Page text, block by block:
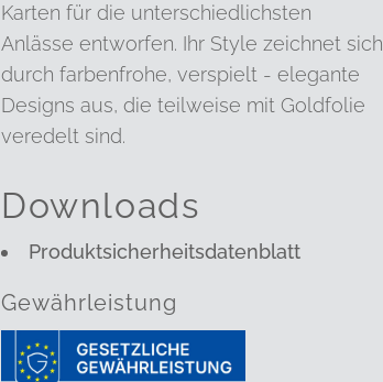
Karten für die unterschiedlichsten
Anlässe entworfen. Ihr Style zeichnet sich
durch farbenfrohe, verspielt - elegante
Designs aus, die teilweise mit Goldfolie
veredelt sind.
Downloads
Produktsicherheitsdatenblatt
Gewährleistung